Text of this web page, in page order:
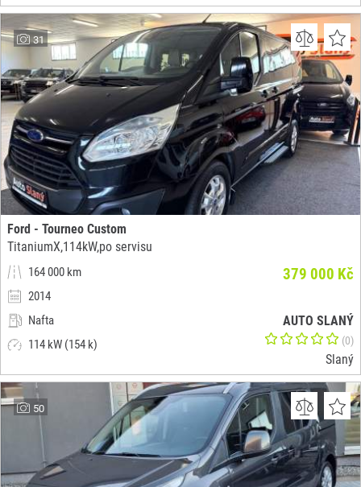
31
Ford - Tourneo Custom
TitaniumX,114kW,po servisu
164 000 km
2014
Nafta
114 kW (154 k)
379 000 Kč
AUTO SLANÝ
(0)
Slaný
50